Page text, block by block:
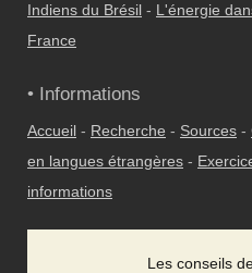
Indiens du Brésil - L'énergie
France
• Informations
Accueil - Recherche - Sources -
en langues étrangères -
informations
Les conseils